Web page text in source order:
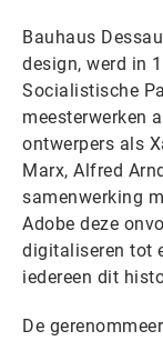
Bauhaus
design, werd in
Socialistische
meesterwerken
ontwerpers als
Marx, Alfred
samenwerking
Adobe deze
digitaliseren tot
iedereen dit
De